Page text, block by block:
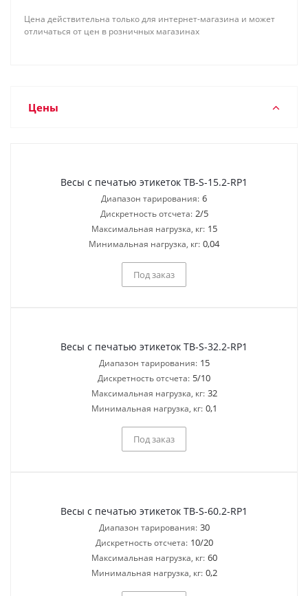
Цена действительна только для интернет-магазина и может
отличаться от цен в розничных магазинах
Цены
Весы с печатью этикеток TB-S-15.2-RP1
Диапазон тарирования: 6
Дискретность отсчета: 2/5
Максимальная нагрузка, кг: 15
Минимальная нагрузка, кг: 0,04
Под заказ
Весы с печатью этикеток TB-S-32.2-RP1
Диапазон тарирования: 15
Дискретность отсчета: 5/10
Максимальная нагрузка, кг: 32
Минимальная нагрузка, кг: 0,1
Под заказ
Весы с печатью этикеток TB-S-60.2-RP1
Диапазон тарирования: 30
Дискретность отсчета: 10/20
Максимальная нагрузка, кг: 60
Минимальная нагрузка, кг: 0,2